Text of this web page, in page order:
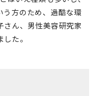
方のため、過酷な環
さん、男性美容研究家
た。